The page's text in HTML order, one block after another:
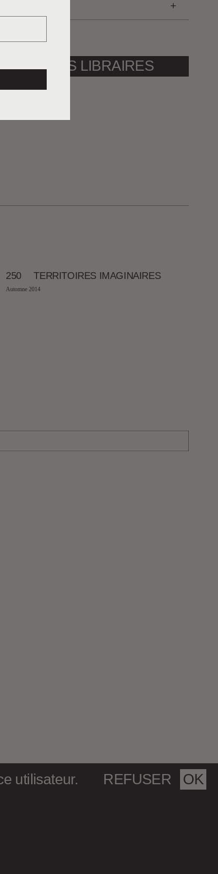
AVEC LES LIBRAIRES
250 TERRITOIRES IMAGINAIRES
Automne 2014
utilisateur.
OK
REFUSER